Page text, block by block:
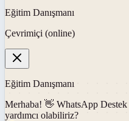
Eğitim Danışmanı
Çevrimiçi (online)
Eğitim Danışmanı
Merhaba! 👋 WhatsApp Destek
yardımcı olabiliriz?